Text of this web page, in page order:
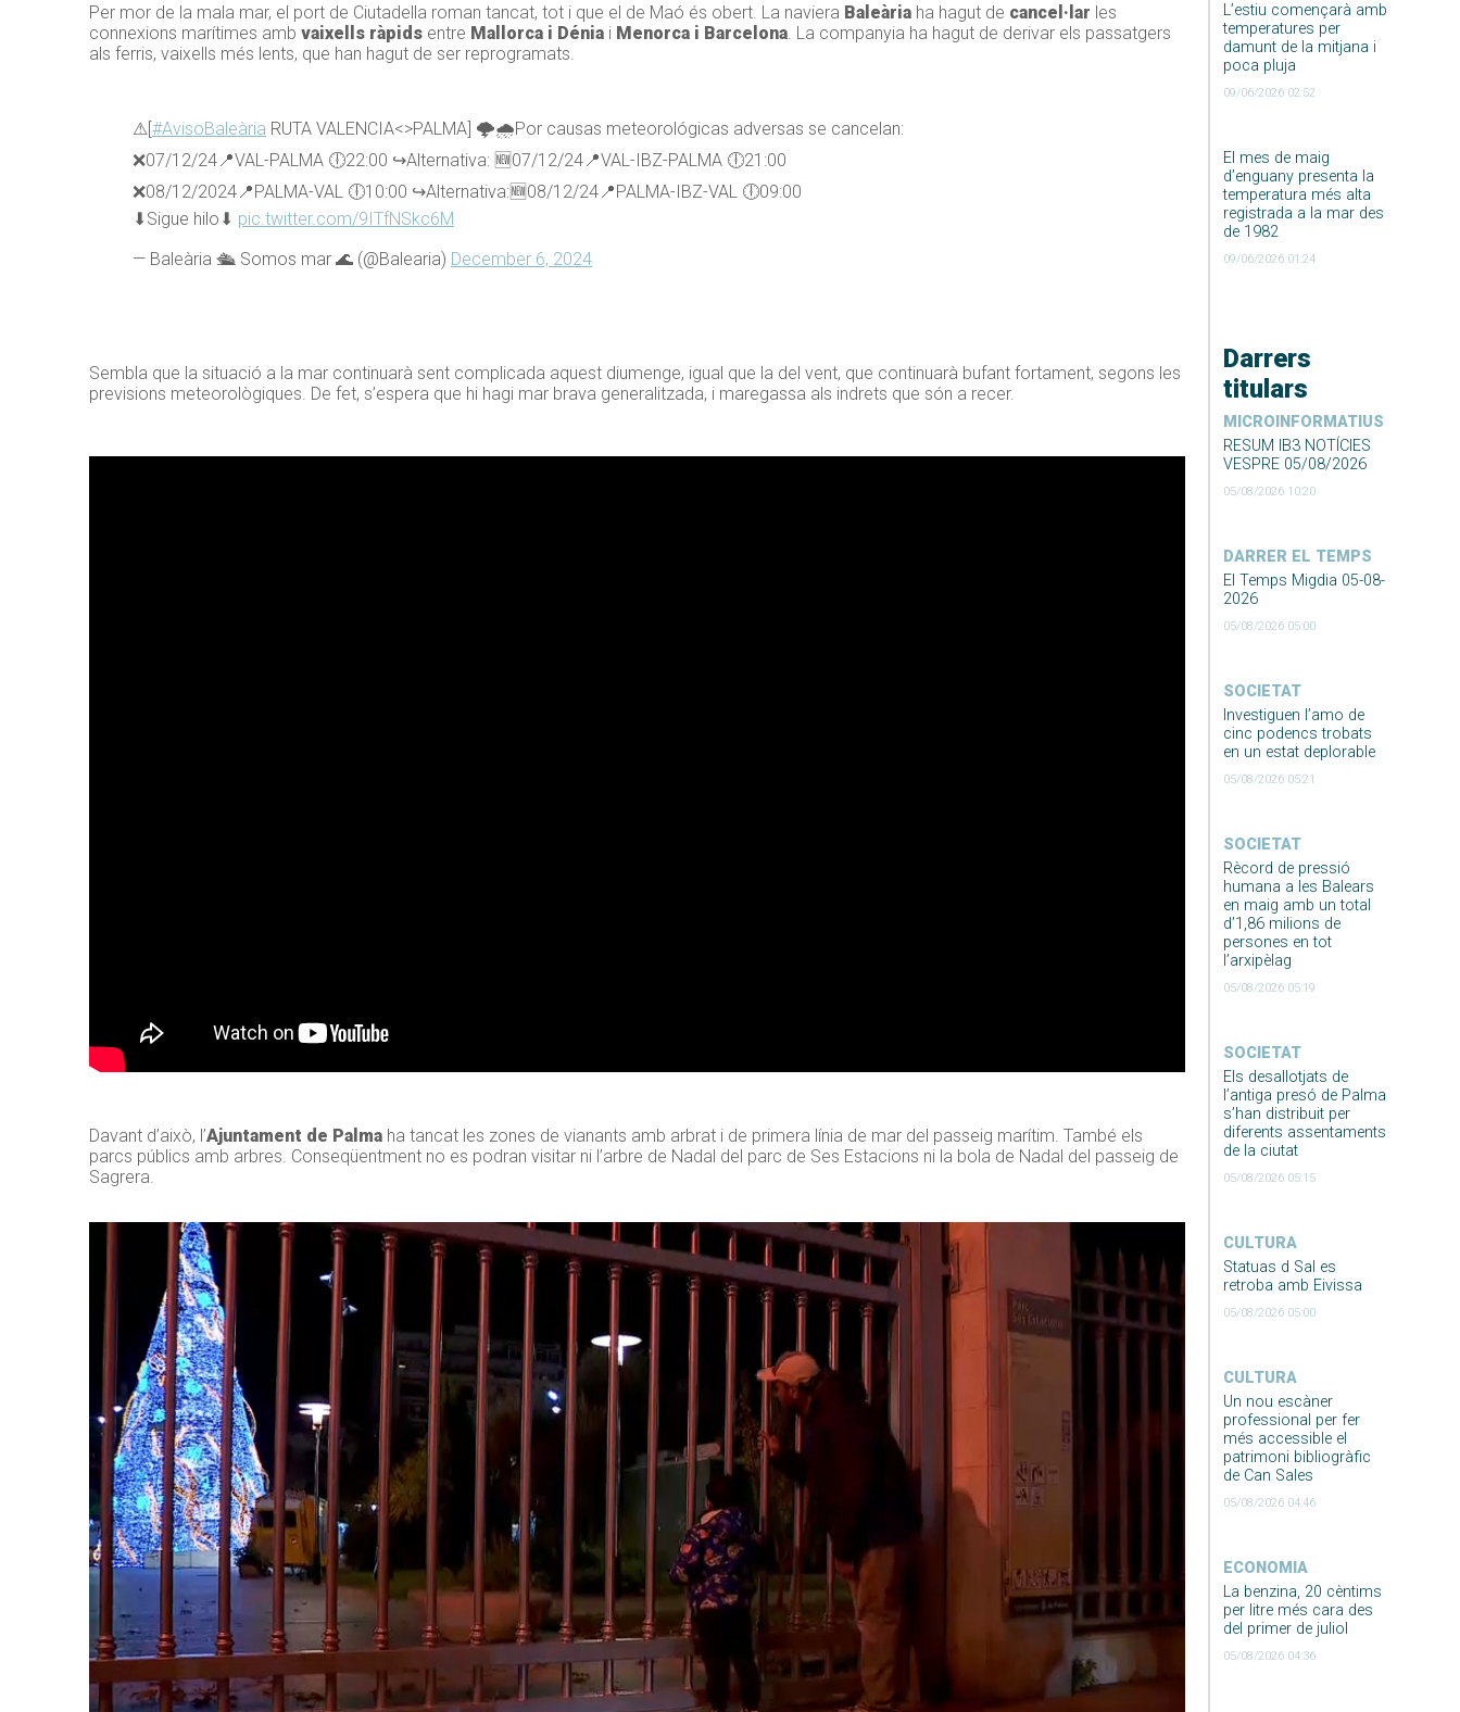
L’estiu començarà amb
temperatures per
damunt de la mitjana i
poca pluja
09/06/2026 02:52
El mes de maig
d’enguany presenta la
temperatura més alta
registrada a la mar des
de 1982
09/06/2026 01:24
Darrers
titulars
MICROINFORMATIUS
RESUM IB3 NOTÍCIES
VESPRE 05/08/2026
05/08/2026 10:20
DARRER EL TEMPS
El Temps Migdia 05-08-
2026
05/08/2026 05:00
SOCIETAT
Investiguen l’amo de
cinc podencs trobats
en un estat deplorable
05/08/2026 05:21
SOCIETAT
Rècord de pressió
humana a les Balears
en maig amb un total
d’1,86 milions de
persones en tot
l’arxipèlag
05/08/2026 05:19
SOCIETAT
Els desallotjats de
l’antiga presó de Palma
s’han distribuit per
diferents assentaments
de la ciutat
05/08/2026 05:15
CULTURA
Statuas d Sal es
retroba amb Eivissa
05/08/2026 05:00
CULTURA
Un nou escàner
professional per fer
més accessible el
patrimoni bibliogràfic
de Can Sales
05/08/2026 04:46
ECONOMIA
La benzina, 20 cèntims
per litre més cara des
del primer de juliol
05/08/2026 04:36
Per mor de la mala mar, el port de Ciutadella roman tancat, tot i que el de Maó és obert. La naviera Baleària ha hagut de cancel·lar les
connexions marítimes amb vaixells ràpids entre Mallorca i Dénia i Menorca i Barcelona. La companyia ha hagut de derivar els passatgers
als ferris, vaixells més lents, que han hagut de ser reprogramats.
⚠[ #AvisoBaleària RUTA VALENCIA<>PALMA] 🌩🌧Por causas meteorológicas adversas se cancelan:
❌07/12/24📍VAL-PALMA 🕕22:00 ↪Alternativa: 🆕07/12/24📍VAL-IBZ-PALMA 🕕21:00
❌08/12/2024📍PALMA-VAL 🕕10:00 ↪Alternativa:🆕08/12/24📍PALMA-IBZ-VAL 🕕09:00
⬇Sigue hilo⬇ pic.twitter.com/9ITfNSkc6M
— Baleària 🛳️ Somos mar 🌊 (@Balearia) December 6, 2024
Sembla que la situació a la mar continuarà sent complicada aquest diumenge, igual que la del vent, que continuarà bufant fortament, segons les
previsions meteorològiques. De fet, s’espera que hi hagi mar brava generalitzada, i maregassa als indrets que són a recer.
Davant d’això, l’Ajuntament de Palma ha tancat les zones de vianants amb arbrat i de primera línia de mar del passeig marítim. També els
parcs públics amb arbres. Conseqüentment no es podran visitar ni l’arbre de Nadal del parc de Ses Estacions ni la bola de Nadal del passeig de
Sagrera.